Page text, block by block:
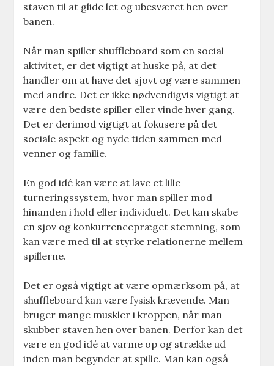
staven til at glide let og ubesværet hen over
banen.
Når man spiller shuffleboard som en social
aktivitet, er det vigtigt at huske på, at det
handler om at have det sjovt og være sammen
med andre. Det er ikke nødvendigvis vigtigt at
være den bedste spiller eller vinde hver gang.
Det er derimod vigtigt at fokusere på det
sociale aspekt og nyde tiden sammen med
venner og familie.
En god idé kan være at lave et lille
turneringssystem, hvor man spiller mod
hinanden i hold eller individuelt. Det kan skabe
en sjov og konkurrencepræget stemning, som
kan være med til at styrke relationerne mellem
spillerne.
Det er også vigtigt at være opmærksom på, at
shuffleboard kan være fysisk krævende. Man
bruger mange muskler i kroppen, når man
skubber staven hen over banen. Derfor kan det
være en god idé at varme op og strække ud
inden man begynder at spille. Man kan også